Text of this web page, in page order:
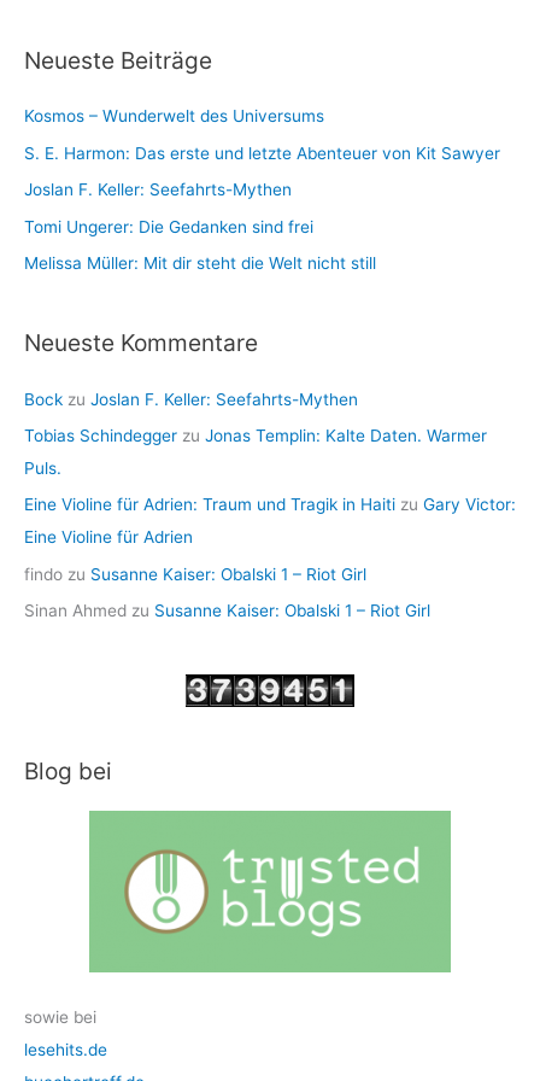
e
h
v
Neueste Beiträge
Kosmos – Wunderwelt des Universums
S. E. Harmon: Das erste und letzte Abenteuer von Kit Sawyer
Joslan F. Keller: Seefahrts-Mythen
Tomi Ungerer: Die Gedanken sind frei
Melissa Müller: Mit dir steht die Welt nicht still
Neueste Kommentare
Bock zu Joslan F. Keller: Seefahrts-Mythen
Tobias Schindegger zu Jonas Templin: Kalte Daten. Warmer
Puls.
Eine Violine für Adrien: Traum und Tragik in Haiti zu Gary Victor:
Eine Violine für Adrien
findo zu Susanne Kaiser: Obalski 1 – Riot Girl
Sinan Ahmed zu Susanne Kaiser: Obalski 1 – Riot Girl
Blog bei
sowie bei
lesehits.de